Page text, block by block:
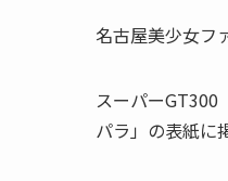
名古屋美少女フ
スーパー
パラ」の表紙に